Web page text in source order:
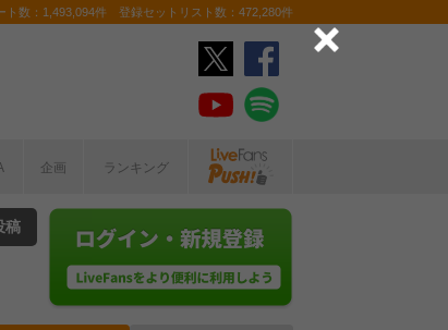
数：1,493,094件 登録セットリスト数：472,280件
企画 ランキング
稿